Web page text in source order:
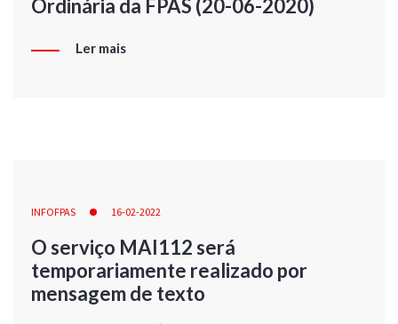
Ordinária da FPAS (20-06-2020)
Ler mais
INFOFPAS 16-02-2022
O serviço MAI112 será
temporariamente realizado por
mensagem de texto